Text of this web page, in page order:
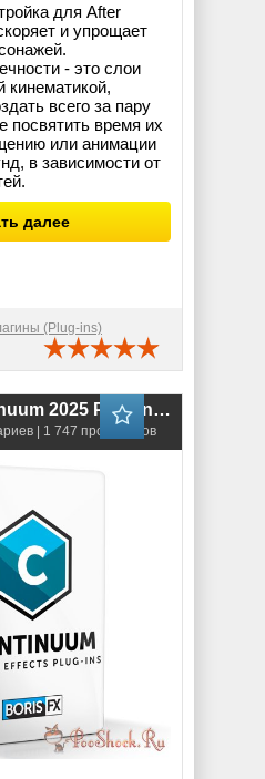
для After
и упрощает
- это слои
всего за пару
посвятить время их
или анимации
в зависимости от
далее
(Plug-ins)
Boris FX - Continuum 2025 Plug-ins for Adobe & OFX (18.0.3) RePack
| 1 747 просмотров